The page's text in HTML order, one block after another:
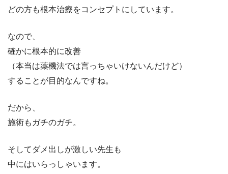
どの方も根本治療をコンセプトにしています。
なので、
確かに根本的に改善
（本当は薬機法では言っちゃいけないんだけど）
することが目的なんですね。
だから、
施術もガチのガチ。
そしてダメ出しが激しい先生も
中にはいらっしゃいます。